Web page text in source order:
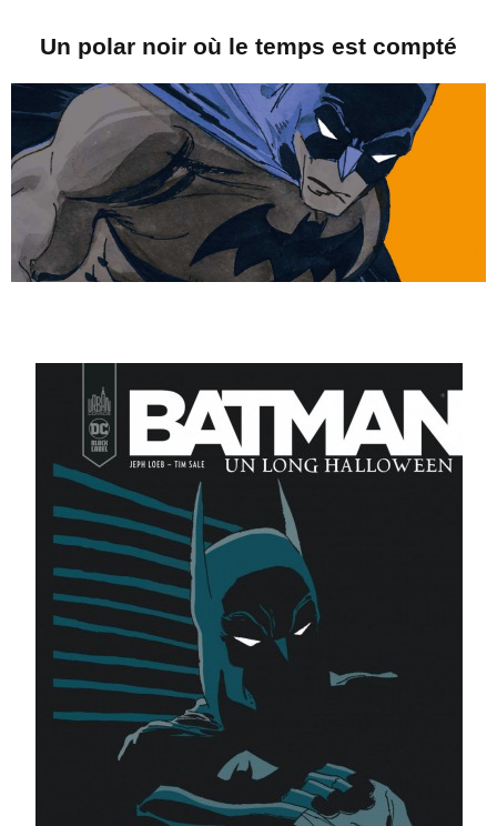
Un polar noir où le temps est compté